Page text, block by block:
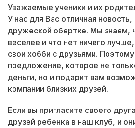
Уважаемые ученики и их
У нас для Вас отличная новость,
дружеской обертке. Мы знаем,
веселее и что нет ничего
свои хобби с друзьями. Поэтому
предложение, которое не
деньги, но и подарит вам
компании близких друзей.
Если вы пригласите своего
друзей ребенка в наш клуб, и